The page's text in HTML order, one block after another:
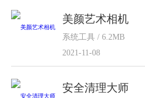
美颜艺术相机
系统工具 / 6.2MB
2021-11-08
安全清理大师